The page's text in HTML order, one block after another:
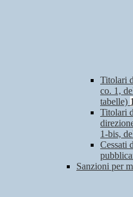
Titolari
co. 1,
tabelle) 1
Titolari
1-bis,
Cessati
Sanzioni per